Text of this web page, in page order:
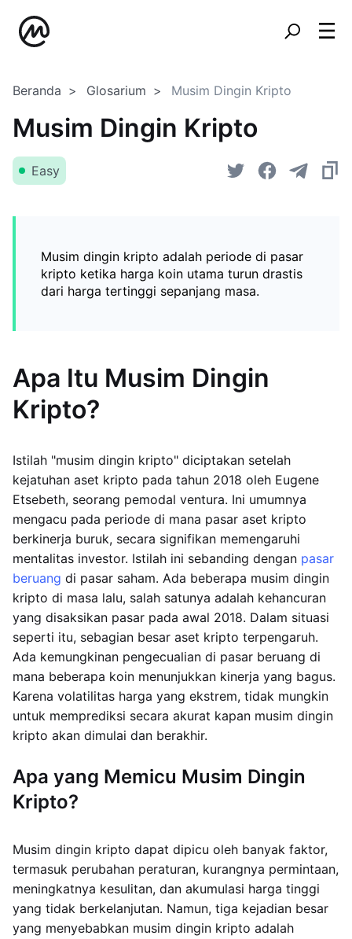
Beranda Glosarium Musim Dingin Kripto
Musim Dingin Kripto
Easy
Musim dingin kripto adalah periode di pasar
kripto ketika harga koin utama turun drastis
dari harga tertinggi sepanjang masa.
Apa Itu Musim Dingin
Kripto?
Istilah "musim dingin kripto" diciptakan setelah
kejatuhan aset kripto pada tahun 2018 oleh Eugene
Etsebeth, seorang pemodal ventura. Ini umumnya
mengacu pada periode di mana pasar aset kripto
berkinerja buruk, secara signifikan memengaruhi
mentalitas investor. Istilah ini sebanding dengan pasar
beruang di pasar saham. Ada beberapa musim dingin
kripto di masa lalu, salah satunya adalah kehancuran
yang disaksikan pasar pada awal 2018. Dalam situasi
seperti itu, sebagian besar aset kripto terpengaruh.
Ada kemungkinan pengecualian di pasar beruang di
mana beberapa koin menunjukkan kinerja yang bagus.
Karena volatilitas harga yang ekstrem, tidak mungkin
untuk memprediksi secara akurat kapan musim dingin
kripto akan dimulai dan berakhir.
Apa yang Memicu Musim Dingin
Kripto?
Musim dingin kripto dapat dipicu oleh banyak faktor,
termasuk perubahan peraturan, kurangnya permintaan,
meningkatnya kesulitan, dan akumulasi harga tinggi
yang tidak berkelanjutan. Namun, tiga kejadian besar
yang menyebabkan musim dingin kripto adalah